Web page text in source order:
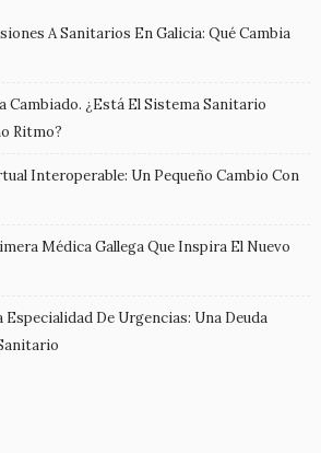
A Sanitarios En Galicia: Qué Cambia
Cambiado. ¿Está El Sistema Sanitario
Ritmo?
Interoperable: Un Pequeño Cambio Con
Médica Gallega Que Inspira El Nuevo
De Urgencias: Una Deuda